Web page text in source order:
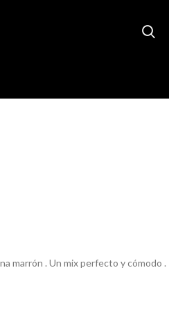
marrón . Un mix perfecto y cómodo .